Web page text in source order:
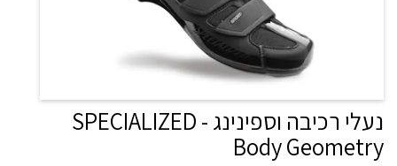
נעלי רכיבה וספינינג - SPECIALIZED
Body Geometry